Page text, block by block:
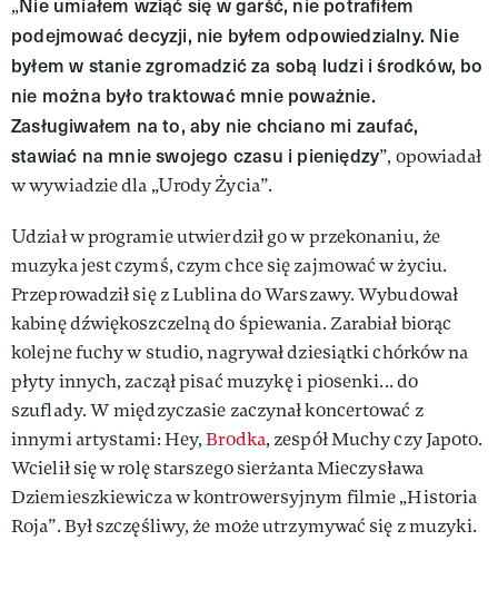
„
podejmować decyzji, nie byłem odpowiedzialny. Nie
byłem w stanie zgromadzić za sobą ludzi i środków, bo
nie można było traktować mnie poważnie.
Zasługiwałem na to, aby nie chciano mi zaufać,
stawiać na mnie swojego czasu i pieniędzy”, opowiadał
w wywiadzie dla „Urody Życia”.
Udział w programie utwierdził go w przekonaniu, że
muzyka jest czymś, czym chce się zajmować w życiu.
Przeprowadził się z Lublina do Warszawy. Wybudował
kabinę dźwiękoszczelną do śpiewania. Zarabiał biorąc
kolejne fuchy w studio, nagrywał dziesiątki chórków na
płyty innych, zaczął pisać muzykę i piosenki... do
szuflady. W międzyczasie zaczynał koncertować z
innymi artystami: Hey,Brodka, zespół Muchy czy Japoto.
Wcielił się w rolę starszego sierżanta Mieczysława
Dziemieszkiewicza w kontrowersyjnym filmie „Historia
Roja”. Był szczęśliwy, że może utrzymywać się z muzyki.